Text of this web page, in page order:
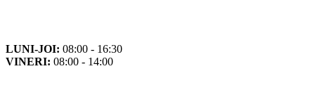
LUNI-JOI: 08:00 - 16:30
VINERI: 08:00 - 14:00